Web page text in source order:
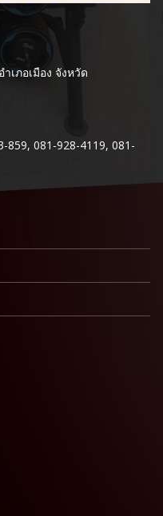
เภอเมือง จังหวัด
859, 081-928-4119, 081-